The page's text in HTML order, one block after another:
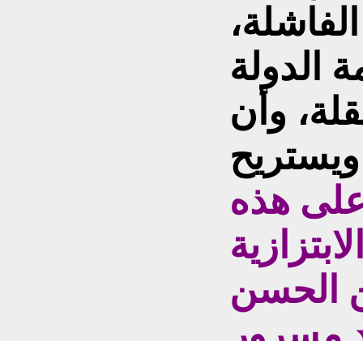
الدولة
وأن
على هذه
الحسن